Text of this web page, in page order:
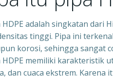
HDPE adalah singkatan dari
tinggi. Pipa ini
korosi, sehingga sangat
HDPE memiliki karakteristik
dan cuaca ekstrem.